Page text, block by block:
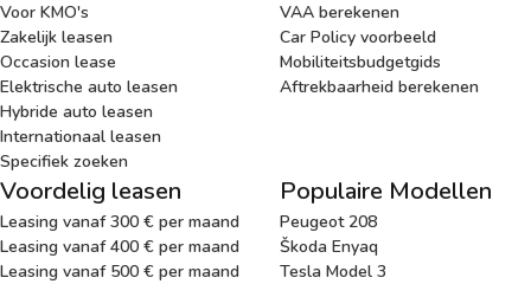
Voor KMO's
Zakelijk leasen
Occasion lease
Elektrische auto leasen
Hybride auto leasen
Internationaal leasen
Specifiek zoeken
VAA berekenen
Car Policy voorbeeld
Mobiliteitsbudgetgids
Aftrekbaarheid berekenen
Voordelig leasen
Leasing vanaf 300 € per maand
Leasing vanaf 400 € per maand
Leasing vanaf 500 € per maand
Populaire Modellen
Peugeot 208
Škoda Enyaq
Tesla Model 3